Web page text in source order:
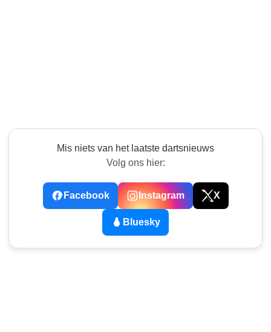
Mis niets van het laatste dartsnieuws
Volg ons hier:
Facebook Instagram X
Bluesky